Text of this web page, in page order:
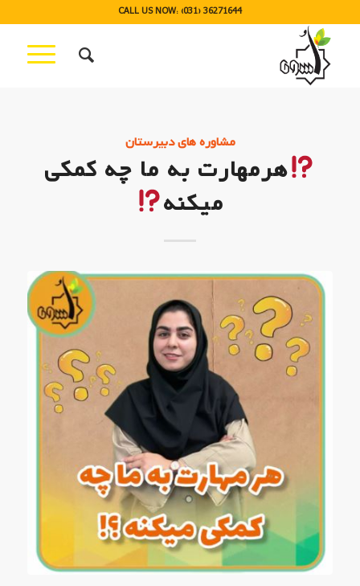
CALL US NOW: (031) 36271644
مشاوره های دبیرستان
هرمهارت به ما چه کمکی
میکنه